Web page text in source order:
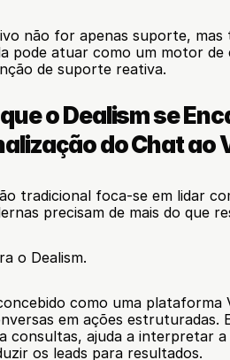
não for apenas suporte, mas
pode atuar como um motor
de suporte reativa.
o Dealism se
do Chat ao
tradicional foca-se em lidar
precisam de mais do que
o Dealism.
como uma plataforma
em ações estruturadas.
consultas, ajuda a interpretar
os leads para resultados.